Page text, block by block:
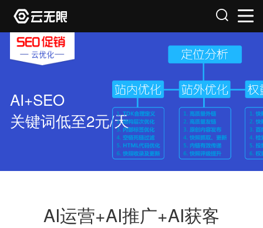
AI+SEO
关键词低至2元/天
AI运营+AI推广+AI获客